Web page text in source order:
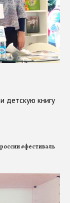
детскую книгу
#фестиваль